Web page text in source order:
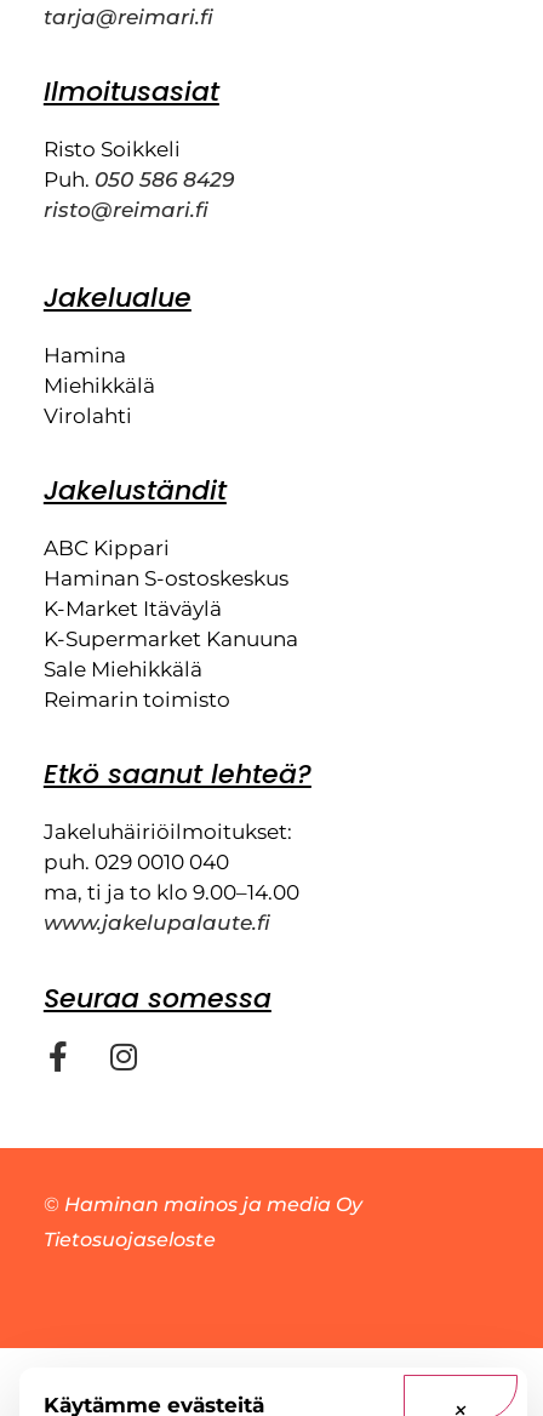
tarja@reimari.fi
Ilmoitusasiat
Risto Soikkeli
Puh. 050 586 8429
risto@reimari.fi
Jakelualue
Hamina
Miehikkälä
Virolahti
Jakeluständit
ABC Kippari
Haminan S-ostoskeskus
K-Market Itäväylä
K-Supermarket Kanuuna
Sale Miehikkälä
Reimarin toimisto
Etkö saanut lehteä?
Jakeluhäiriöilmoitukset:
puh. 029 0010 040
ma, ti ja to klo 9.00–14.00
www.jakelupalaute.fi
Seuraa somessa
© Haminan mainos ja media Oy
Tietosuojaseloste
Käytämme evästeitä